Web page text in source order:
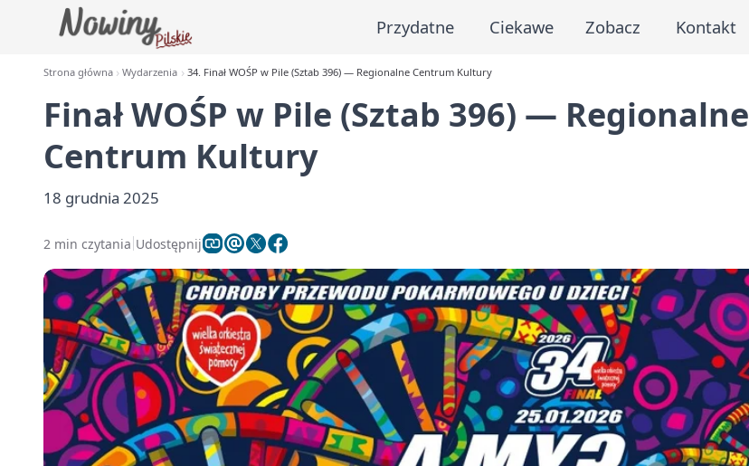
Przydatne Ciekawe Zobacz Kontakt
Strona główna Wydarzenia 34. Finał WOŚP w Pile (Sztab 396) — Regionalne Centrum Kultury
Finał WOŚP w Pile (Sztab 396) — Regionalne
Centrum Kultury
18 grudnia 2025
2 min czytania Udostępnij